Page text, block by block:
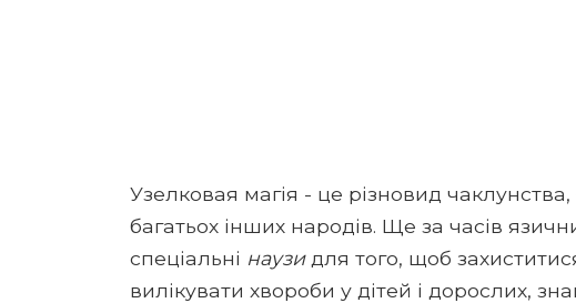
Узелковая магія - це різновид
багатьох інших народів. Ще за часів
спеціальні наузидля того, щоб
вилікувати хвороби у дітей і дорослих,